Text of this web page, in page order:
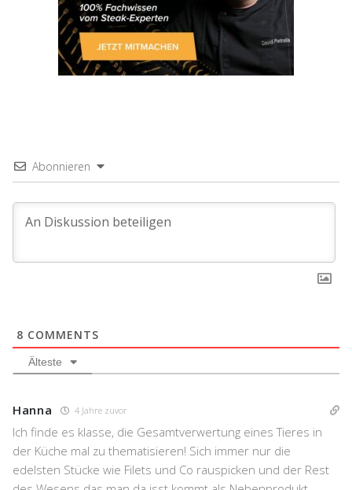
Abonnieren
8 COMMENTS
Älteste
Hanna 4 Jahre zuvor
Ich finde es klasse, die Gesamtverwertung eines Tieres in
der Küche mal zu thematisieren! Sich immer nur die
edelsten Stücke wie Filets und Co rauspicken und der Rest